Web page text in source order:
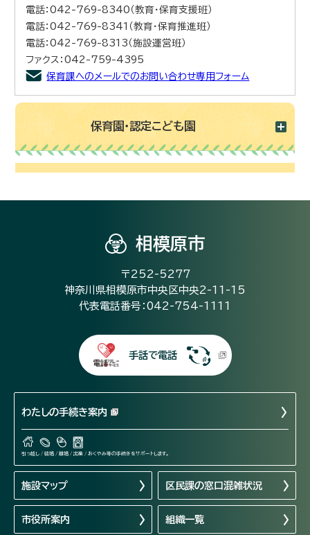
電話：042-769-8340（教育・保育支援班）
電話：042-769-8341（教育・保育推進班）
電話：042-769-8313（施設運営班）
ファクス：042-759-4395
保育課へのメールでのお問い合わせ専用フォーム
保育園・認定こども園
相模原市
〒252-5277
神奈川県相模原市中央区中央2-11-15
代表電話番号：042-754-1111
手話で電話
わたしの手続き案内
引っ越し / 結婚 / 離婚 / 出産 / おくやみ等の手続きをサポートします。
施設マップ 区民課の窓口混雑状況
市役所案内 組織一覧